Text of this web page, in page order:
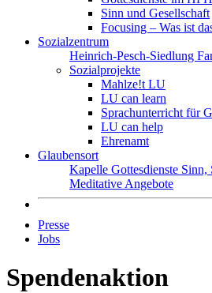
Sinn und Gesellschaft
Focusing – Was ist
Sozialzentrum
Heinrich-Pesch-Siedlung
Sozialprojekte
Mahlze!t LU
LU can learn
Sprachunterricht für
LU can help
Ehrenamt
Glaubensort
Kapelle Gottesdienste Sinn,
Meditative Angebote
Presse
Jobs
Spendenaktion